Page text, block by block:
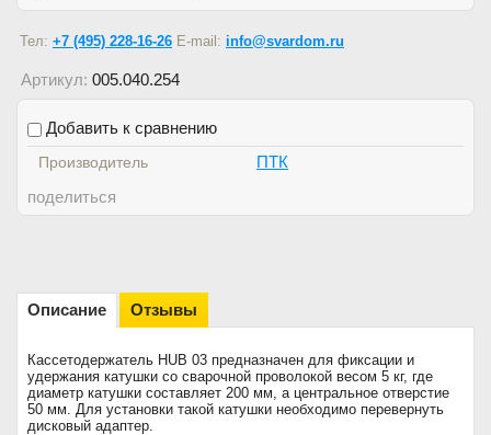
Тел: +7 (495) 228-16-26 E-mail: info@svardom.ru
Артикул: 005.040.254
Добавить к сравнению
Производитель
ПТК
поделиться
Описание Отзывы
Кассетодержатель HUB 03 предназначен для фиксации и
удержания катушки со сварочной проволокой весом 5 кг, где
диаметр катушки составляет 200 мм, а центральное отверстие
50 мм. Для установки такой катушки необходимо перевернуть
дисковый адаптер.